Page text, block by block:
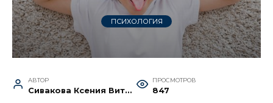
ПСИХОЛОГИЯ
АВТОР
Сивакова Ксения Витальевна
ПРОСМОТРОВ
847